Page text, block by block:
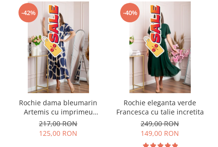
-42%
Rochie dama bleumarin
Artemis cu imprimeu
abstract si cordon in talie
217,00 RON
125,00 RON
-40%
Rochie eleganta verde
Francesca cu talie incretita
249,00 RON
149,00 RON